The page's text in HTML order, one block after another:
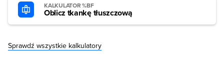
KALKULATOR %BF
Oblicz tkankę tłuszczową
Sprawdź wszystkie kalkulatory